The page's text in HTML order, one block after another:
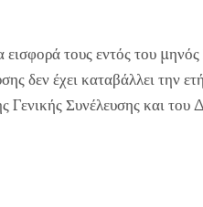
τους εντός του
δεν έχει καταβάλλει
Συνέλευσης και του